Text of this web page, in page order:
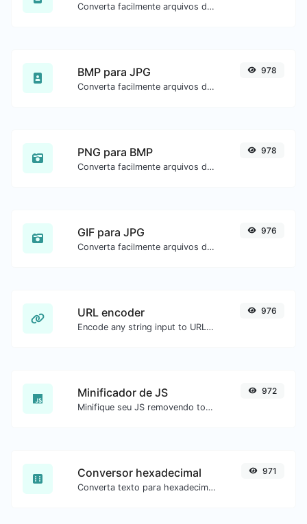
Converta facilmente arquivos de imagem BMP para ICO.
BMP para JPG
Converta facilmente arquivos de imagem BMP para JPG.
978
PNG para BMP
Converta facilmente arquivos de imagem PNG para BMP.
978
GIF para JPG
Converta facilmente arquivos de imagem GIF para JPG.
976
URL encoder
Encode any string input to URL format.
976
Minificador de JS
Minifique seu JS removendo todos os caracteres desnecessários.
972
Conversor hexadecimal
Converta texto para hexadecimal e o contrário para qualquer entrada de string.
971